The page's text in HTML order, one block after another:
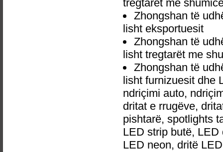
tregtarët me
Zhongshan të
lisht eksportuesit
Zhongshan të
lisht tregtarët me
Zhongshan të
lisht furnizuesit dhe
ndriçimi auto,
dritat e rrugëve,
pishtarë, spotlights
LED strip butë,
LED neon, dritë